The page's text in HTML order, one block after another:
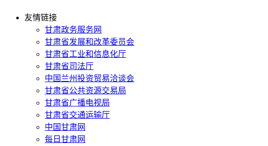
友情链接
甘肃政务服务网
甘肃省发展和改革委员会
甘肃省工业和信息化厅
甘肃省司法厅
中国兰州投资贸易洽谈会
甘肃省公共资源交易局
甘肃省广播电视局
甘肃省交通运输厅
中国甘肃网
每日甘肃网